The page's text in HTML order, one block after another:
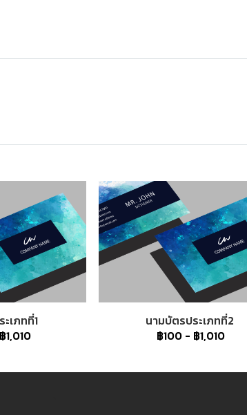
เภทที่1
฿1,010
นามบัตรประเภทที่2
฿100 - ฿1,010